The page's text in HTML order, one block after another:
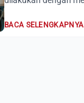
BACA SELENGKAPNYA